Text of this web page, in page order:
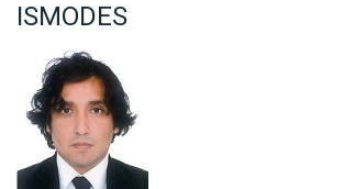
ISMODES